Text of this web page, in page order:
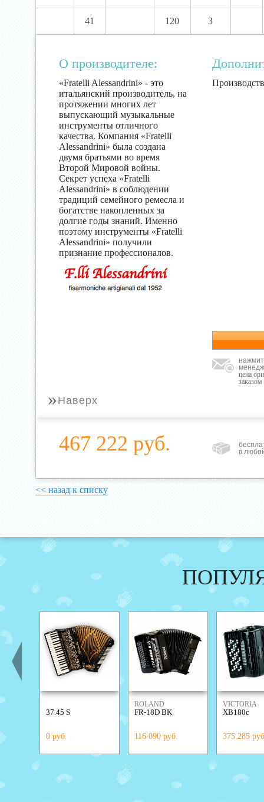
41 120 3
О производителе:
«Fratelli Alessandrini» - это
итальянский производитель, на
протяжении многих лет
выпускающий музыкальные
инструменты отличного
качества. Компания «Fratelli
Alessandrini» была создана
двумя братьями во время
Второй Мировой войны.
Секрет успеха «Fratelli
Alessandrini» в соблюдении
традиций семейного ремесла и
богатстве накопленных за
долгие годы знаний. Именно
поэтому инструменты «Fratelli
Alessandrini» получили
признание профессионалов.
цена
заказом
» Наверх
467 222 руб.
в
<< назад к списку
37.45 S
0 руб.
ROLAND
FR-18D BK
116 090 руб.
VICTORIA
XB180c
375 285